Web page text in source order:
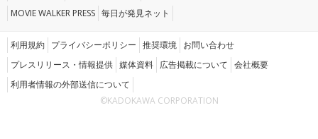
MOVIE WALKER PRESS 毎日が発見ネット
利用規約 プライバシーポリシー 推奨環境 お問い合わせ
プレスリリース・情報提供 媒体資料 広告掲載について 会社概要
利用者情報の外部送信について
©KADOKAWA CORPORATION